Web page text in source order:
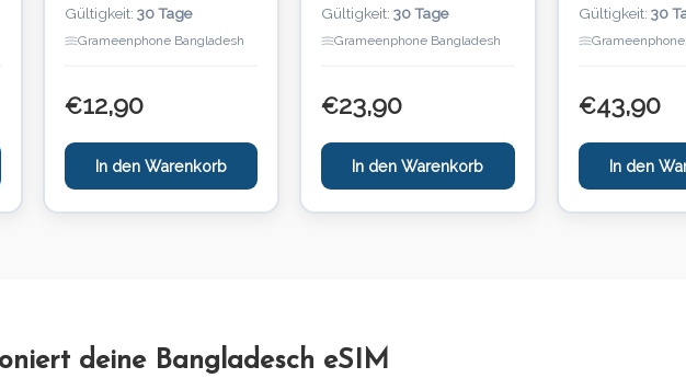
Gültigkeit: 30 Tage
Grameenphone Bangladesh
€12,90
In den Warenkorb
Gültigkeit: 30 Tage
Grameenphone Bangladesh
€23,90
In den Warenkorb
Gültigkeit: 30
€43,90
In den
deine Bangladesch eSIM